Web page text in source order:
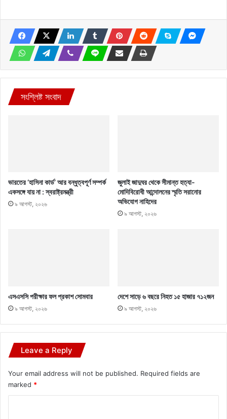
সংশ্লিষ্ট সংবাদ
ভারতের ‘হাসিনা কার্ড’ আর বন্ধুত্বপূর্ণ সম্পর্ক
একসঙ্গে যায় না : স্বরাষ্ট্রমন্ত্রী
৯ আগস্ট, ২০২৬
জুলাই জাদুঘর থেকে সীমান্ত হত্যা-
মোদিবিরোধী আন্দোলনের স্মৃতি সরানোর
অভিযোগ নাহিদের
৯ আগস্ট, ২০২৬
এসএসসি পরীক্ষার ফল প্রকাশ সোমবার
৯ আগস্ট, ২০২৬
দেশে সাড়ে ৬ বছরে নিহত ১৫ হাজার ৭১২জন
৯ আগস্ট, ২০২৬
Leave a Reply
Your email address will not be published. Required fields are
marked *